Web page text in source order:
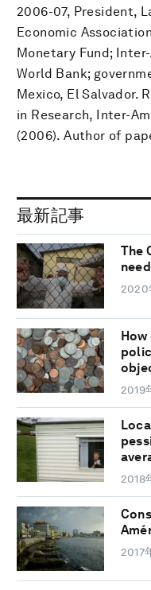
2006-07, President,
Economic
Monetary Fund;
World Bank;
Mexico, El Salvador.
in Research, Inter-
(2006). Author of
最新記事
The
2020
2019
2018
2017